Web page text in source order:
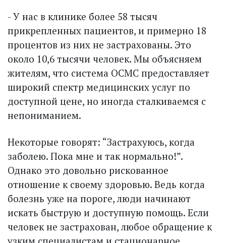
- У нас в клинике более 58 тысяч
прикрепленных пациентов, и примерно 18
процентов из них не застрахованы. Это
около 10,6 тысячи человек. Мы объясняем
жителям, что система ОСМС предоставляет
широкий спектр медицинских услуг по
доступной цене, но иногда сталкиваемся с
непониманием.
Некоторые говорят: “За­страху­юсь, когда
заболею. Пока мне и так нормально!”.
Однако это довольно рискованное
отношение к своему здоровью. Ведь когда
болезнь уже на пороге, люди начинают
искать быструю и доступную помощь. Если
человек не застрахован, любое обращение к